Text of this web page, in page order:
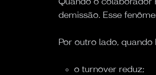
demissão. Esse
Por outro lado,
o turnover reduz;